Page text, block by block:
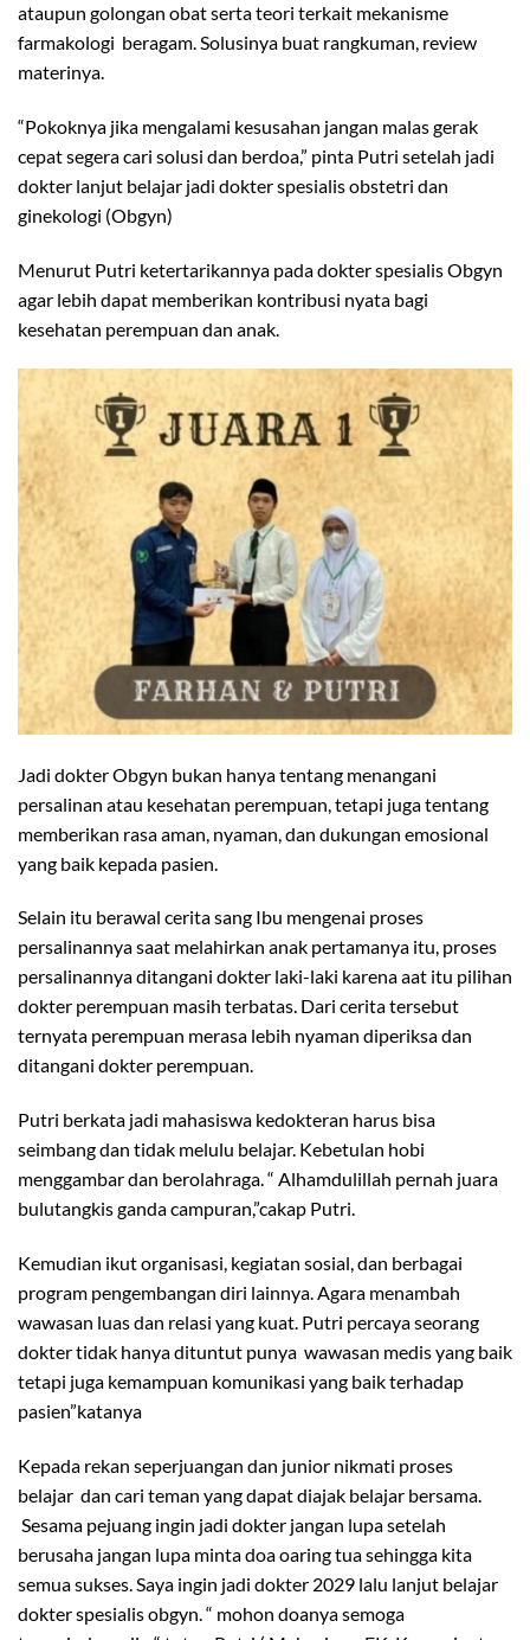
ataupun golongan obat serta teori terkait mekanisme
farmakologi beragam. Solusinya buat rangkuman, review
materinya.
“Pokoknya jika mengalami kesusahan jangan malas gerak
cepat segera cari solusi dan berdoa,” pinta Putri setelah jadi
dokter lanjut belajar jadi dokter spesialis obstetri dan
ginekologi (Obgyn)
Menurut Putri ketertarikannya pada dokter spesialis Obgyn
agar lebih dapat memberikan kontribusi nyata bagi
kesehatan perempuan dan anak.
Jadi dokter Obgyn bukan hanya tentang menangani
persalinan atau kesehatan perempuan, tetapi juga tentang
memberikan rasa aman, nyaman, dan dukungan emosional
yang baik kepada pasien.
Selain itu berawal cerita sang Ibu mengenai proses
persalinannya saat melahirkan anak pertamanya itu, proses
persalinannya ditangani dokter laki-laki karena aat itu pilihan
dokter perempuan masih terbatas. Dari cerita tersebut
ternyata perempuan merasa lebih nyaman diperiksa dan
ditangani dokter perempuan.
Putri berkata jadi mahasiswa kedokteran harus bisa
seimbang dan tidak melulu belajar. Kebetulan hobi
menggambar dan berolahraga. “ Alhamdulillah pernah juara
bulutangkis ganda campuran,”cakap Putri.
Kemudian ikut organisasi, kegiatan sosial, dan berbagai
program pengembangan diri lainnya. Agara menambah
wawasan luas dan relasi yang kuat. Putri percaya seorang
dokter tidak hanya dituntut punya wawasan medis yang baik
tetapi juga kemampuan komunikasi yang baik terhadap
pasien”katanya
Kepada rekan seperjuangan dan junior nikmati proses
belajar dan cari teman yang dapat diajak belajar bersama.
Sesama pejuang ingin jadi dokter jangan lupa setelah
berusaha jangan lupa minta doa oaring tua sehingga kita
semua sukses. Saya ingin jadi dokter 2029 lalu lanjut belajar
dokter spesialis obgyn. “ mohon doanya semoga